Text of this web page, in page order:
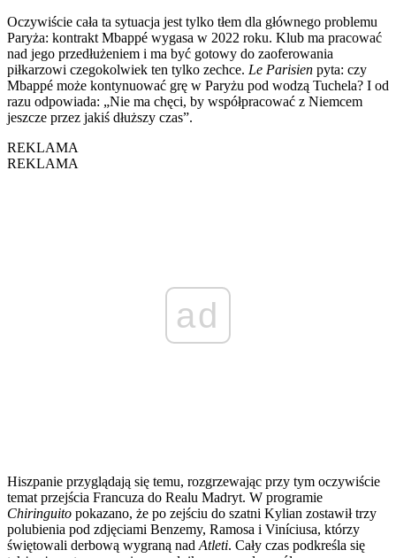
Oczywiście cała ta sytuacja jest tylko tłem dla głównego problemu
Paryża: kontrakt Mbappé wygasa w 2022 roku. Klub ma pracować
nad jego przedłużeniem i ma być gotowy do zaoferowania
piłkarzowi czegokolwiek ten tylko zechce. Le Parisien pyta: czy
Mbappé może kontynuować grę w Paryżu pod wodzą Tuchela? I od
razu odpowiada: „Nie ma chęci, by współpracować z Niemcem
jeszcze przez jakiś dłuższy czas”.
REKLAMA
REKLAMA
ad
Hiszpanie przyglądają się temu, rozgrzewając przy tym oczywiście
temat przejścia Francuza do Realu Madryt. W programie
Chiringuito pokazano, że po zejściu do szatni Kylian zostawił trzy
polubienia pod zdjęciami Benzemy, Ramosa i Viníciusa, którzy
świętowali derbową wygraną nad Atleti. Cały czas podkreśla się